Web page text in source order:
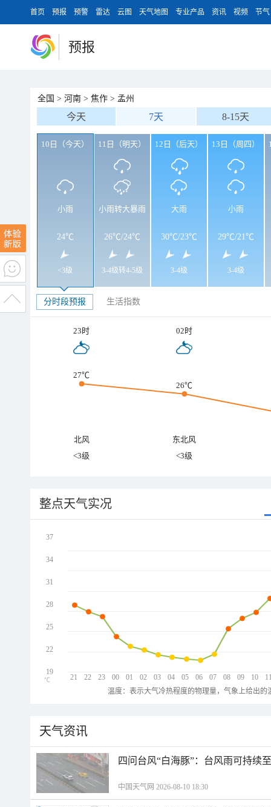
首页 预报 预警 雷达 云图 天气地图 专业产品 资讯 视频 节气
预报
全国 > 河南 > 焦作 > 孟州
今天 7天 8-15天
10日（今天）
小雨
24℃
<3级
11日（明天）
小雨转大暴雨
26℃/24℃
3-4级转4-5级
12日（后天）
大雨
30℃/23℃
3-4级
13日（周四）
小雨
29℃/21℃
3-4级
分时段预报 生活指数
23时 02时
27℃
26℃
北风
东北风
<3级
<3级
整点天气实况
21 22 23 00 01 02 03 04 05 06 07 08 09 10
37
34
31
28
25
22
19
℃
温度：表示大气冷热程度的物理量，气象上给出
天气资讯
四问台风“白海豚”：台风雨可持续
中国天气网 2026-08-10 18:30